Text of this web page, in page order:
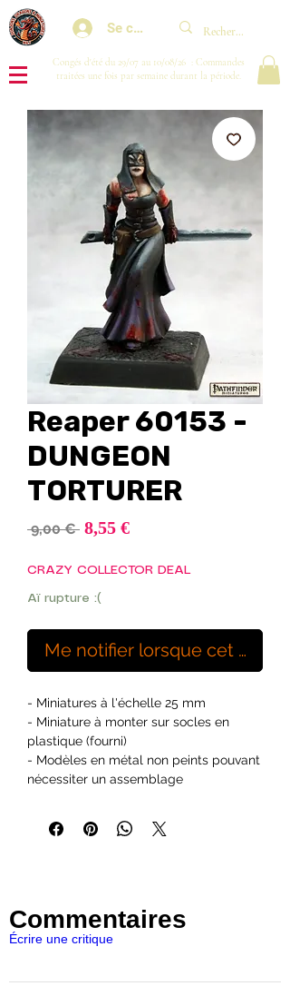
Se connecter
Congés d'été du 29/07 au 10/08/26 : Commandes
traitées une fois par semaine durant la période.
Reaper 60153 -
DUNGEON
TORTURER
9,00 € Prix
8,55 €Prix
CRAZY COLLECTOR DEAL
Aï rupture :(
Me notifier lorsque cet
- Miniatures à l'échelle 25 mm
- Miniature à monter sur socles en
plastique (fourni)
- Modèles en métal non peints pouvant
nécessiter un assemblage
Publishing, mettant en vedette des
personnalités et des monstres uniques
Commentaires
Écrire une critique